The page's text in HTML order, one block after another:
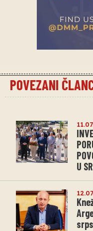
POVEZANI
U